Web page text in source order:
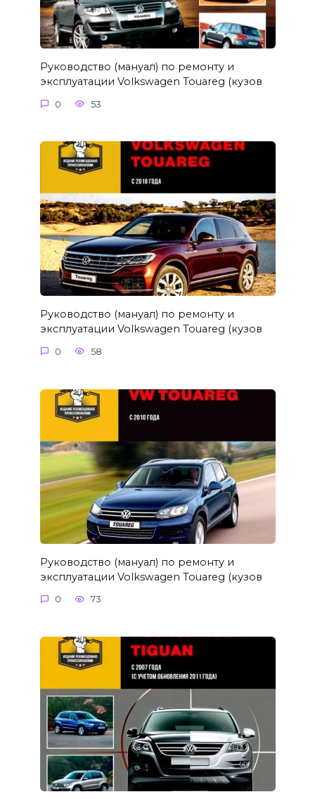
Руководство (мануал) по ремонту и
эксплуатации Volkswagen Touareg (кузов
0 53
Руководство (мануал) по ремонту и
эксплуатации Volkswagen Touareg (кузов
0 58
Руководство (мануал) по ремонту и
эксплуатации Volkswagen Touareg (кузов
0 73